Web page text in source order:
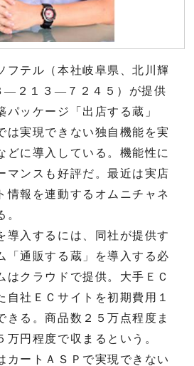
テル（本社岐阜県、北川輝
―２１３―７２４５）が提供
パッケージ「出店する蔵」
は実現できない独自機能を実
どに導入している。機能性に
マンスも好評だ。最近は実店
情報を連動するオムニチャネ
。
入するには、同社が提供す
「通販する蔵」を導入する必
はクラウドで提供。大手ＥＣ
自社ＥＣサイトを初期費用１
きる。商品数２５万点程度ま
万円程度で収まるという。
ートＡＳＰで実現できない